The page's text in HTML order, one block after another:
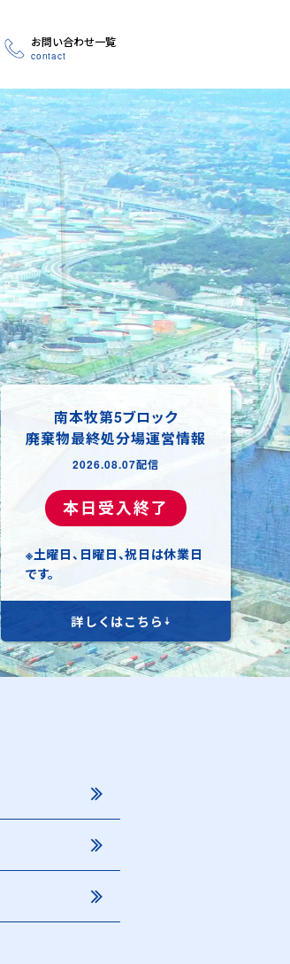
お問い合わせ一覧
contact
南本牧第5ブロック
廃棄物最終処分場運営情報
2026.08.07配信
本日受入終了
※土曜日、日曜日、祝日は休業日
です。
詳しくはこちら